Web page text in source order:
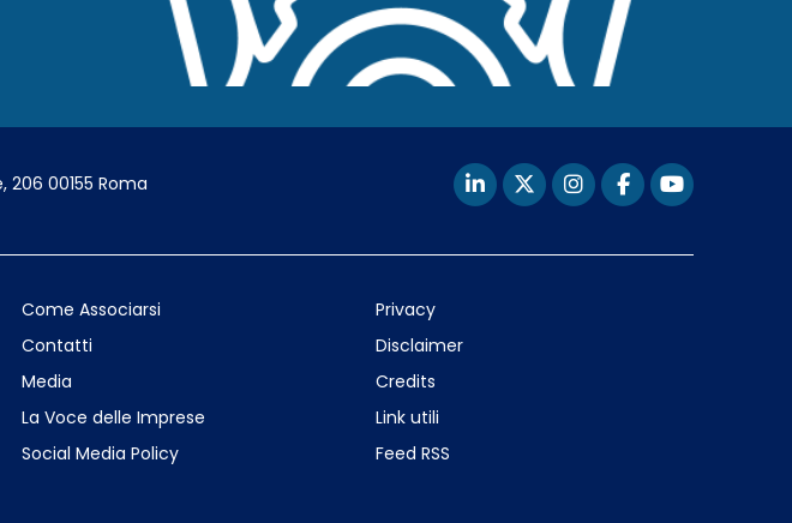
00155 Roma
Come Associarsi
Contatti
Media
La Voce delle Imprese
Social Media Policy
Privacy
Disclaimer
Credits
Link utili
Feed RSS